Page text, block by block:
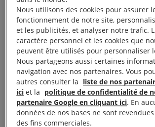
Festival Caméras Rebelles- Quelle
défendre les droits humains ? – 10ᵉ
Ciné TNB, Arvor, Le Sévigné
Cinq projections suivies de débats
d’intervenant.es qui invitent à
institutions, mais aussi sur notre
justice, à l’égalité, à la solidarité.
Nous utilisons des cookies pour assurer
fonctionnement de notre site,
et les publicités, et analyser notre trafic.
caractère personnel et les cookies que
peuvent être utilisés pour personnaliser
Nous partageons aussi certaines
navigation avec nos partenaires. Vous
autres consulter la liste de nos
ici et la politique de confidentialité de
partenaire Google en cliquant ici. En
données de nos bases ne sont
des fins commerciales.